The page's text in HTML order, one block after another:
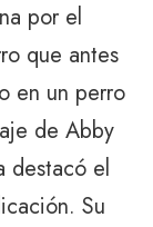
por el
que antes
en un perro
de Abby
destacó el
Su